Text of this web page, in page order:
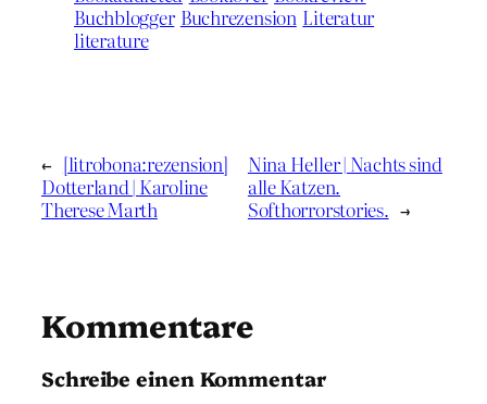
Buchblogger Buchrezension Literatur
literature
← [litrobona:rezension]
Dotterland | Karoline
Therese Marth
Nina Heller | Nachts sind
alle Katzen.
Softhorrorstories. →
Kommentare
Schreibe einen Kommentar